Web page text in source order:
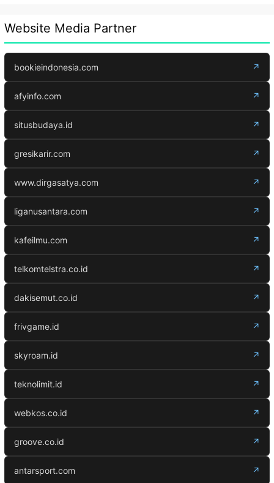
Website Media Partner
bookieindonesia.com ↗
afyinfo.com ↗
situsbudaya.id ↗
gresikarir.com ↗
www.dirgasatya.com ↗
liganusantara.com ↗
kafeilmu.com ↗
telkomtelstra.co.id ↗
dakisemut.co.id ↗
frivgame.id ↗
skyroam.id ↗
teknolimit.id ↗
webkos.co.id ↗
groove.co.id ↗
antarsport.com ↗